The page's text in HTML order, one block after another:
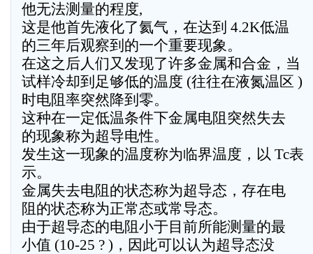
他无法测量的程度,
这是他首先液化了氦气，在达到 4.2K低温
的三年后观察到的一个重要现象。
在这之后人们又发现了许多金属和合金，当
试样冷却到足够低的温度 (往往在液氮温区 )
时电阻率突然降到零。
这种在一定低温条件下金属电阻突然失去
的现象称为超导电性。
发生这一现象的温度称为临界温度，以 Tc表
示。
金属失去电阻的状态称为超导态，存在电
阻的状态称为正常态或常导态。
由于超导态的电阻小于目前所能测量的最
小值 (10-25 ? )，因此可以认为超导态没